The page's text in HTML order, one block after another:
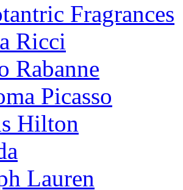
Fragrances
Ricci
Rabanne
Picasso
Hilton
Lauren